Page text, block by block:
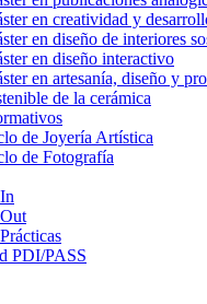
en creatividad y
en diseño de interiores
en diseño interactivo
en artesanía, diseño y
de la cerámica
de Joyería Artística
de Fotografía
PDI/PASS